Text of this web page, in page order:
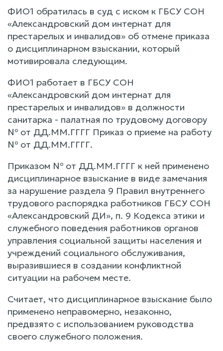
ФИО1 обратилась в суд с иском к ГБСУ СОН
«Александровский дом интернат для
престарелых и инвалидов» об отмене приказа
о дисциплинарном взыскании, который
мотивировала следующим.
ФИО1 работает в ГБСУ СОН
«Александровский дом интернат для
престарелых и инвалидов» в должности
санитарка - палатная по трудовому договору
№ от ДД.ММ.ГГГГ Приказ о приеме на работу
№ от ДД.ММ.ГГГГ.
Приказом № от ДД.ММ.ГГГГ к ней применено
дисциплинарное взыскание в виде замечания
за нарушение раздела 9 Правил внутреннего
трудового распорядка работников ГБСУ СОН
«Александровский ДИ», п. 9 Кодекса этики и
служебного поведения работников органов
управления социальной защиты населения и
учреждений социального обслуживания,
выразившиеся в создании конфликтной
ситуации на рабочем месте.
Считает, что дисциплинарное взыскание было
применено неправомерно, незаконно,
предвзято с использованием руководства
своего служебного положения.